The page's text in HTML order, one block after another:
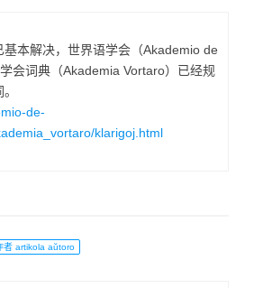
基本解决，世界语学会（Akademio de
会词典（Akademia Vortaro）已经规
de-
klarigoj.html
者 artikola aŭtoro